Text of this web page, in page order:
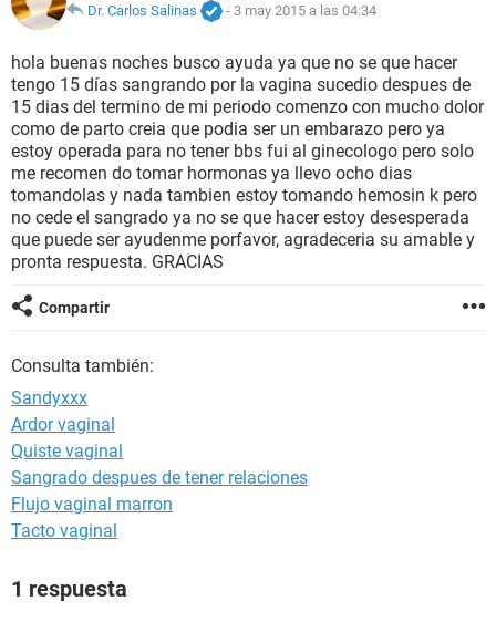
NUTRICIÓN
BIENESTAR
SEXUALIDAD
GLOSARIO
Dr. Carlos Salinas
- 3 may 2015 a las 04:34
hola buenas noches busco ayuda ya que no se que hacer
tengo 15 días sangrando por la vagina sucedio despues de
15 dias del termino de mi periodo comenzo con mucho dolor
como de parto creia que podia ser un embarazo pero ya
estoy operada para no tener bbs fui al ginecologo pero solo
me recomen do tomar hormonas ya llevo ocho dias
tomandolas y nada tambien estoy tomando hemosin k pero
no cede el sangrado ya no se que hacer estoy desesperada
que puede ser ayudenme porfavor, agradeceria su amable y
pronta respuesta. GRACIAS
Compartir
Consulta también:
Sandyxxx
Ardor vaginal
Quiste vaginal
Sangrado despues de tener relaciones
Flujo vaginal marron
Tacto vaginal
1 respuesta